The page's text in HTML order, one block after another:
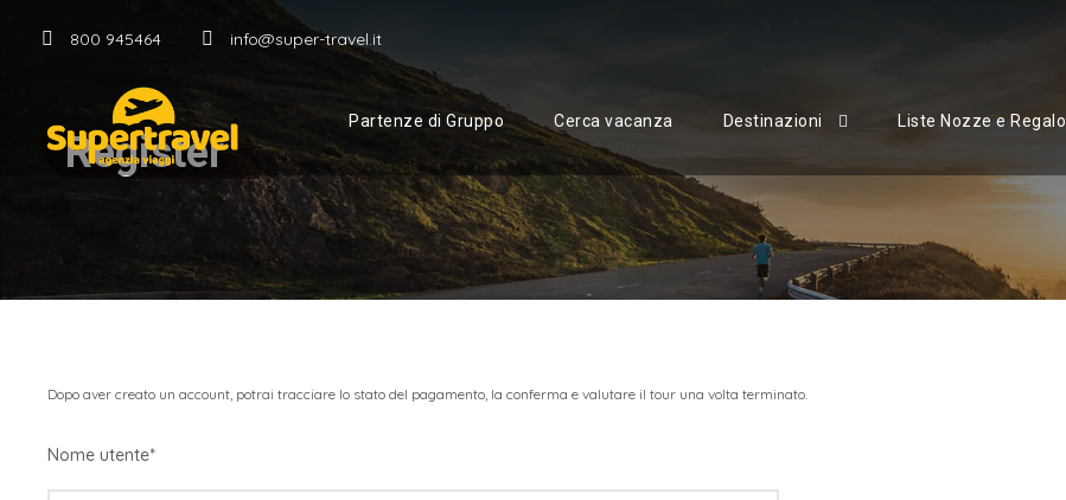
800 945464 info@super-travel.it
Partenze di Gruppo Cerca vacanza Destinazioni Liste Nozze e Regalo
Register
Dopo aver creato un account, potrai tracciare lo stato del pagamento, la conferma e valutare il tour una volta terminato.
Nome utente*